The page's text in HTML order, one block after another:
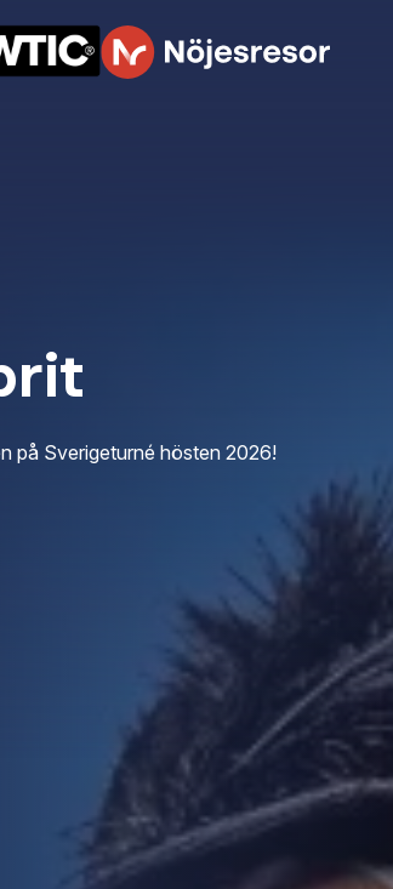
på Sverigeturné hösten 2026!